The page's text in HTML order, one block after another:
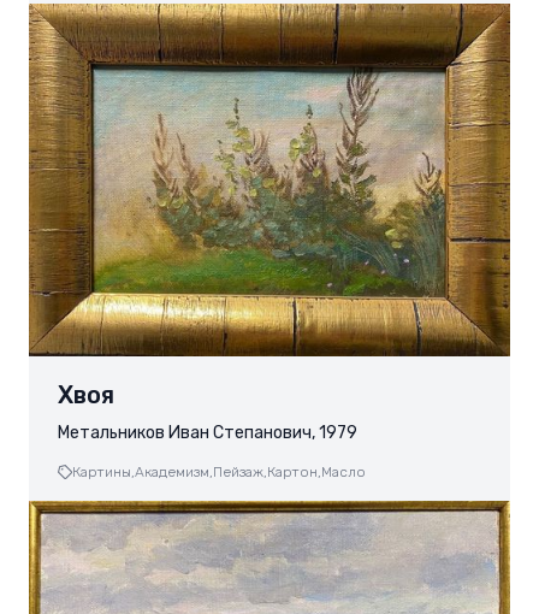
Хвоя
Метальников Иван Степанович, 1979
Картины,Академизм,Пейзаж,Картон,Масло